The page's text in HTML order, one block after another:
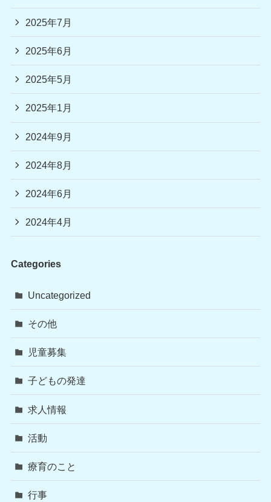
2025年7月
2025年6月
2025年5月
2025年1月
2024年9月
2024年8月
2024年6月
2024年4月
Categories
Uncategorized
その他
児童募集
子どもの発達
求人情報
活動
療育のこと
行事